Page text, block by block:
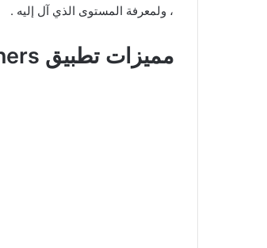
، ولمعرفة المستوى الذي آل إليه .
مميزات تطبيق Learn German for beginners :